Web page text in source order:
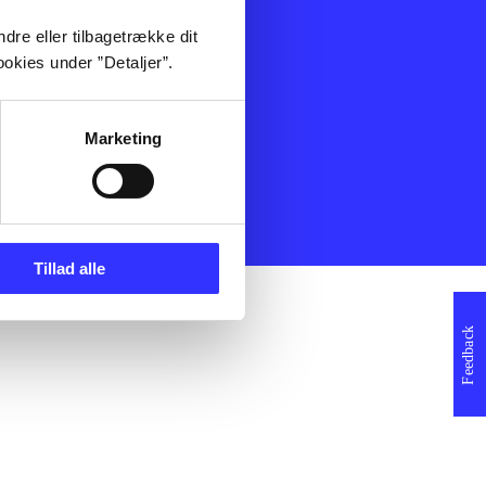
eller tilbagetrække dit
under ”Detaljer”.
Marketing
Tillad alle
Feedback
Film
Musik